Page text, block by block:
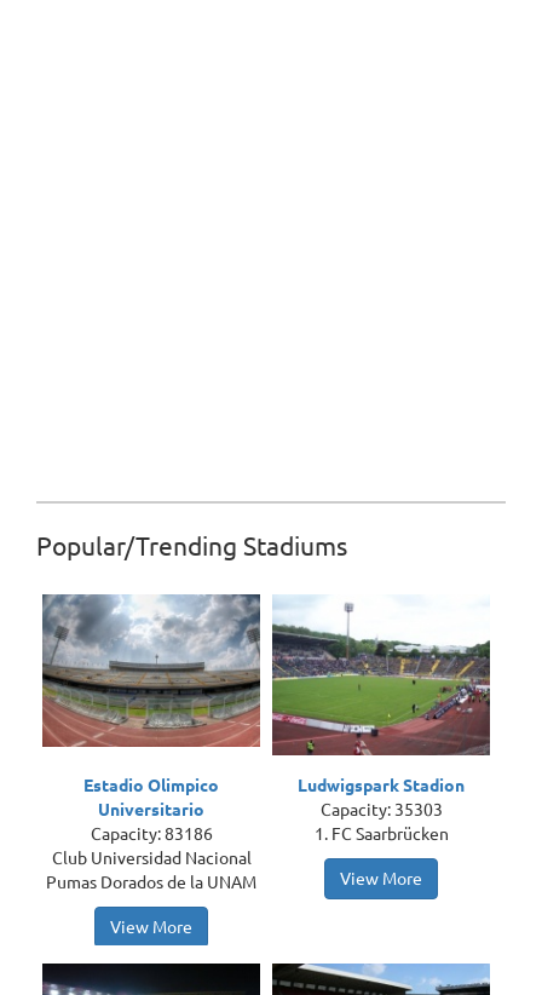
Popular/Trending Stadiums
Estadio Olimpico
Universitario
Capacity: 83186
Club Universidad Nacional
Pumas Dorados de la UNAM
View More
Ludwigspark Stadion
Capacity: 35303
1. FC Saarbrücken
View More